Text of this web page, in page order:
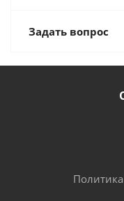
Задать вопрос